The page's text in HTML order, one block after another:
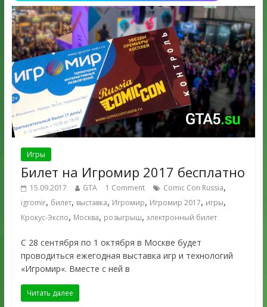
Игры
Билет на Игромир 2017 бесплатно
15.09.2017 GTA 1 Comment Comic Con Russia,
igromir, билет, выставка, Игромир, Игромир 2017, игры,
Крокус-Экспо, Москва, розыгрыш, электронный билет
С 28 сентября по 1 октября в Москве будет
проводиться ежегодная выставка игр и технологий
«Игромир«. Вместе с ней в
Читать далее